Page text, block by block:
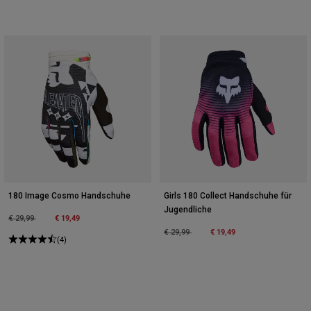
180 Image Cosmo Handschuhe
Price reduced from
€ 29,99to € 19,49
(4)
Girls 180 Collect Handschuhe für
Jugendliche
Price reduced from
€ 29,99to € 19,49